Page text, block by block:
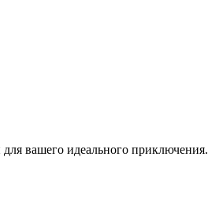
вашего идеального приключения.